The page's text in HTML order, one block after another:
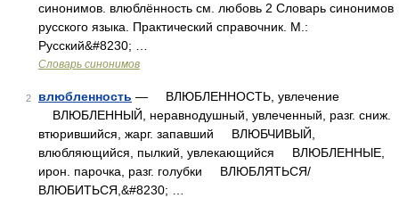
синонимов. влюблённость см. любовь 2 Словарь синонимов
русского языка. Практический справочник. М.:
Русский&#8230; …
Словарь синонимов
2 влюбленность — ВЛЮБЛЕННОСТЬ, увлечение
ВЛЮБЛЕННЫЙ, неравнодушный, увлеченный, разг. сниж.
втюрившийся, жарг. запавший ВЛЮБЧИВЫЙ,
влюбляющийся, пылкий, увлекающийся ВЛЮБЛЕННЫЕ,
ирон. парочка, разг. голубки ВЛЮБЛЯТЬСЯ/
ВЛЮБИТЬСЯ,&#8230; …